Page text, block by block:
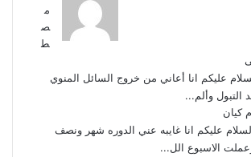
م
ص
ط
عليكم انا أعاني من خروج السائل المنوي
التبول وألم...
كيان
عليكم انا غايبه عني الدوره شهر ونصف
الاسبوع الل...